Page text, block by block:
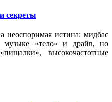
секреты
неоспоримая истина: мидбас
музыке «тело» и драйв, но
высокочастотные